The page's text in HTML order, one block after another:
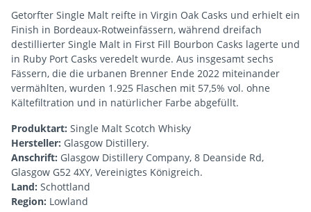
Getorfter Single Malt reifte in Virgin Oak Casks und erhielt ein
Finish in Bordeaux-Rotweinfässern, während dreifach
destillierter Single Malt in First Fill Bourbon Casks lagerte und
in Ruby Port Casks veredelt wurde. Aus insgesamt sechs
Fässern, die die urbanen Brenner Ende 2022 miteinander
vermählten, wurden 1.925 Flaschen mit 57,5% vol. ohne
Kältefiltration und in natürlicher Farbe abgefüllt.
Produktart: Single Malt Scotch Whisky
Hersteller: Glasgow Distillery.
Anschrift: Glasgow Distillery Company, 8 Deanside Rd,
Glasgow G52 4XY, Vereinigtes Königreich.
Land: Schottland
Region: Lowland